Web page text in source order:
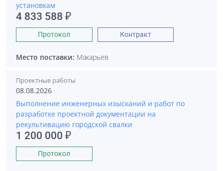
установкам
4 833 588 ₽
Протокол Контракт
Место поставки: Макарьев
Проектные работы
08.08.2026
Выполнение инженерных изысканий и работ по
разработке проектной документации на
рекультивацию городской свалки
1 200 000 ₽
Протокол